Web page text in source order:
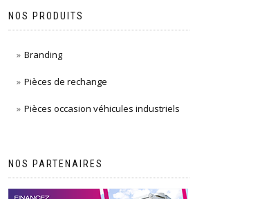
NOS PRODUITS
Branding
Pièces de rechange
Pièces occasion véhicules industriels
NOS PARTENAIRES